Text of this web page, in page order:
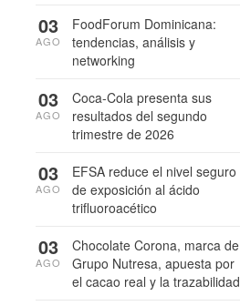
FoodForum Dominicana:
tendencias, análisis y
networking
03
AGO
Coca-Cola presenta sus
resultados del segundo
trimestre de 2026
03
AGO
EFSA reduce el nivel seguro
de exposición al ácido
trifluoroacético
03
AGO
Chocolate Corona, marca de
Grupo Nutresa, apuesta por
el cacao real y la trazabilidad
03
AGO